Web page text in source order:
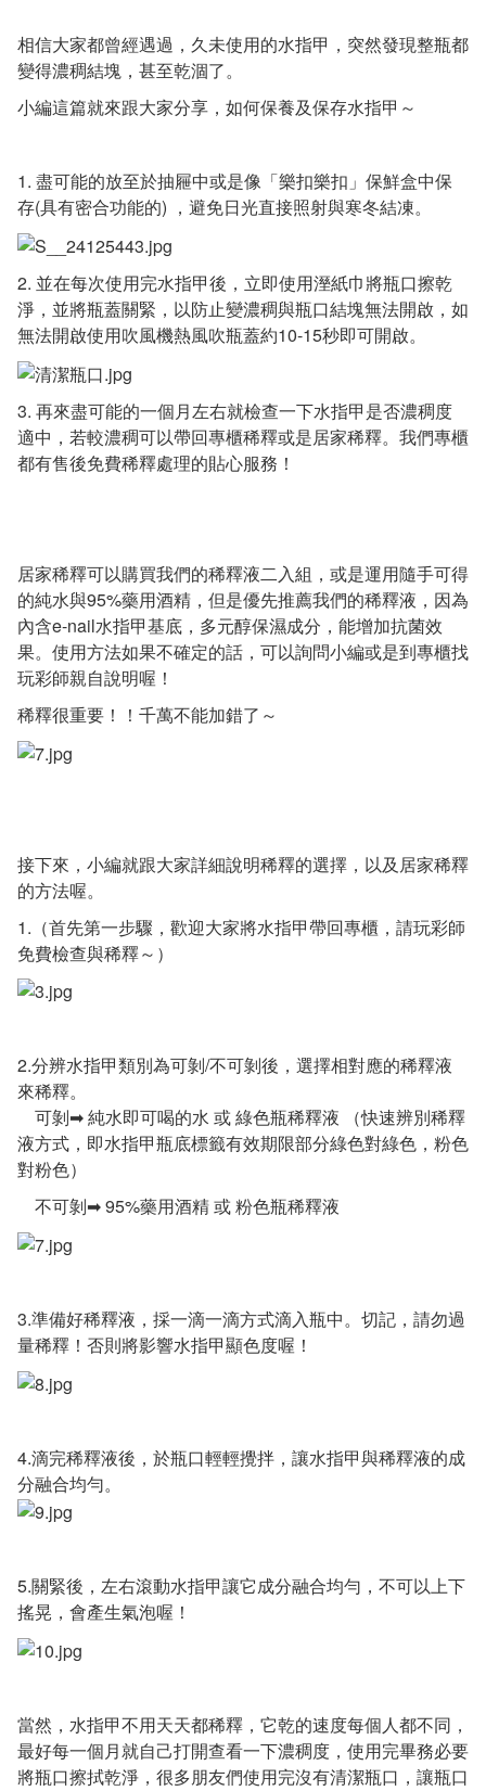
相信大家都曾經遇過，久未使用的水指甲，突然發現整瓶都
變得濃稠結塊，甚至乾涸了。
小編這篇就來跟大家分享，如何保養及保存水指甲～
1. 盡可能的放至於抽屜中或是像「樂扣樂扣」保鮮盒中保
存(具有密合功能的) ，避免日光直接照射與寒冬結凍。
2. 並在每次使用完水指甲後，立即使用溼紙巾將瓶口擦乾
淨，並將瓶蓋關緊，以防止變濃稠與瓶口結塊無法開啟，如
無法開啟使用吹風機熱風吹瓶蓋約10-15秒即可開啟。
3. 再來盡可能的一個月左右就檢查一下水指甲是否濃稠度
適中，若較濃稠可以帶回專櫃稀釋或是居家稀釋。我們專櫃
都有售後免費稀釋處理的貼心服務！
居家稀釋可以購買我們的稀釋液二入組，或是運用隨手可得
的純水與95%藥用酒精，但是優先推薦我們的稀釋液，因為
內含e-nail水指甲基底，多元醇保濕成分，能增加抗菌效
果。使用方法如果不確定的話，可以詢問小編或是到專櫃找
玩彩師親自說明喔！
稀釋很重要！！千萬不能加錯了～
接下來，小編就跟大家詳細說明稀釋的選擇，以及居家稀釋
的方法喔。
1.（首先第一步驟，歡迎大家將水指甲帶回專櫃，請玩彩師
免費檢查與稀釋～）
2.分辨水指甲類別為可剝/不可剝後，選擇相對應的稀釋液
來稀釋。
可剝➡ 純水即可喝的水 或 綠色瓶稀釋液 （快速辨別稀釋
液方式，即水指甲瓶底標籤有效期限部分綠色對綠色，粉色
對粉色）
不可剝➡ 95%藥用酒精 或 粉色瓶稀釋液
3.準備好稀釋液，採一滴一滴方式滴入瓶中。切記，請勿過
量稀釋！否則將影響水指甲顯色度喔！
4.滴完稀釋液後，於瓶口輕輕攪拌，讓水指甲與稀釋液的成
分融合均勻。
5.關緊後，左右滾動水指甲讓它成分融合均勻，不可以上下
搖晃，會產生氣泡喔！
當然，水指甲不用天天都稀釋，它乾的速度每個人都不同，
最好每一個月就自己打開查看一下濃稠度，使用完畢務必要
將瓶口擦拭乾淨，很多朋友們使用完沒有清潔瓶口，讓瓶口